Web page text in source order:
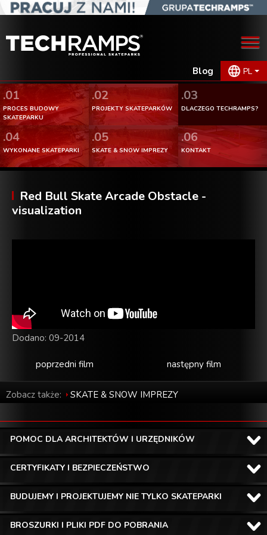
Blog PL
.01
PROCES BUDOWY
SKATEPARKU
.02
PROJEKTY SKATEPARKÓW
.03
DLACZEGO TECHRAMPS?
.04
WYKONANE SKATEPARKI
.05
SKATE & SNOW IMPREZY
.06
KONTAKT
Red Bull Skate Arcade Obstacle -
visualization
Dodano: 09-2014
następny film
poprzedni film
Zobacz także: SKATE & SNOW IMPREZY
POMOC DLA ARCHITEKTÓW I URZĘDNIKÓW
CERTYFIKATY I BEZPIECZEŃSTWO
BUDUJEMY I PROJEKTUJEMY NIE TYLKO SKATEPARKI
BROSZURKI I PLIKI PDF DO POBRANIA